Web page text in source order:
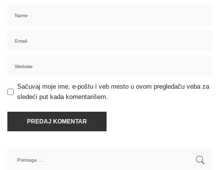
Sačuvaj moje ime, e-poštu i veb mesto u ovom pregledaču veba za
sledeći put kada komentarišem.